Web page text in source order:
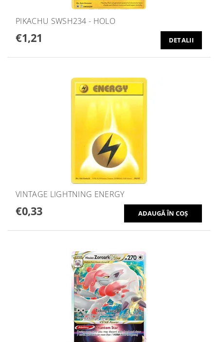
PIKACHU SWSH234 - HOLO
€1,21 DETALII
VINTAGE LIGHTNING ENERGY
€0,33